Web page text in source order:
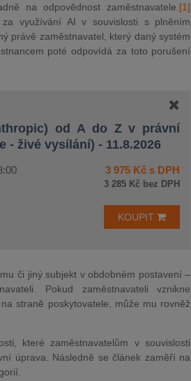
na odpovědnost zaměstnavatele. [1]
využívání AI v souvislosti s plněním
právě zaměstnavatel, který daný systém
poté odpovídá za toto porušení
od A do Z v právní
- živé vysílání) - 11.8.2026
3 975 Kč s DPH
3 285 Kč bez DPH
KOUPIT
či jiný subjekt v obdobném postavení –
Pokud zaměstnavateli vznikne
straně poskytovatele, může mu rovněž
které zaměstnavatelům v souvislosti
úprava. Následně se článek zaměří na